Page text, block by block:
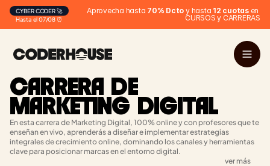
Hasta el 07/08 ⏰
CYBER CODER 🚀 Aprovecha hasta 70% Dcto y hasta 12 cuotas en
CURSOS y CARRERAS
CARRERA DE
MARKETING DIGITAL
En esta carrera de Marketing Digital, 100% online y con profesores que te
enseñan en vivo, aprenderás a diseñar e implementar estrategias
integrales de crecimiento online, dominando los canales y herramientas
clave para posicionar marcas en el entorno digital.
ver más